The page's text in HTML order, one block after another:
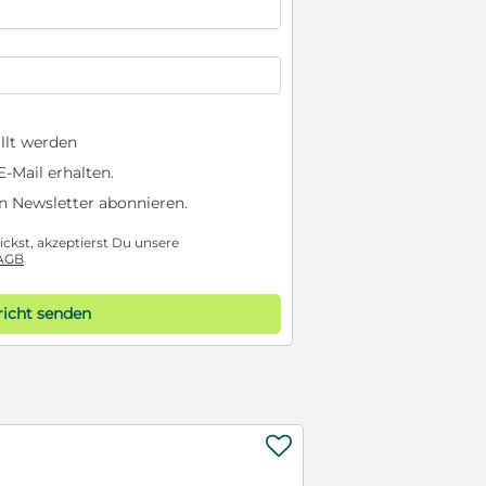
werden
Mail erhalten.
Newsletter abonnieren.
akzeptierst Du unsere
senden
